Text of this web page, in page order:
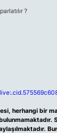
?
herhangi bir